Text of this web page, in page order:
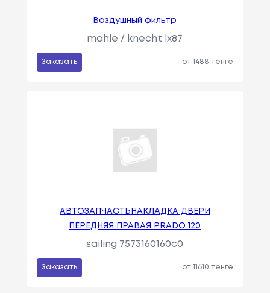
Воздушный фильтр
mahle / knecht lx87
Заказать от 1488 тенге
АВТОЗАПЧАСТЬНАКЛАДКА ДВЕРИ
ПЕРЕДНЯЯ ПРАВАЯ PRADO 120
sailing 7573160160c0
Заказать от 11610 тенге